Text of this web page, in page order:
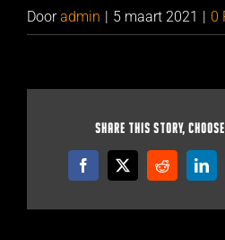
Dooradmin 5 maart 2021 0
Share This Story,
Facebook
X Reddit